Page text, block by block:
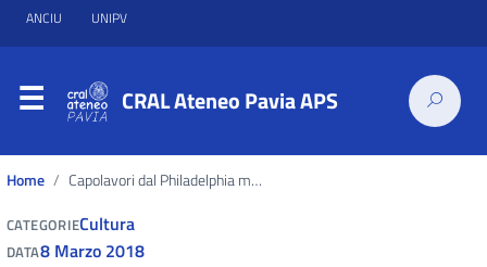
ANCIU UNIPV
CRAL Ateneo Pavia APS
Home Capolavori dal Philadelphia museum of art
CATEGORIECultura
DATA8 Marzo 2018